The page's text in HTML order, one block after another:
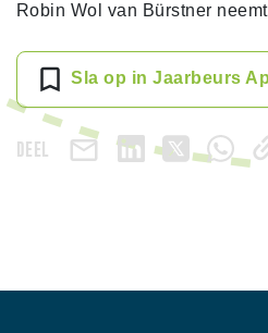
Robin Wol van Bürstner
Sla op in Jaarbeurs
DEEL